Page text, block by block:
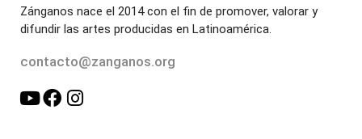
Zánganos nace el 2014 con el fin de promover, valorar y
difundir las artes producidas en Latinoamérica.
contacto@zanganos.org